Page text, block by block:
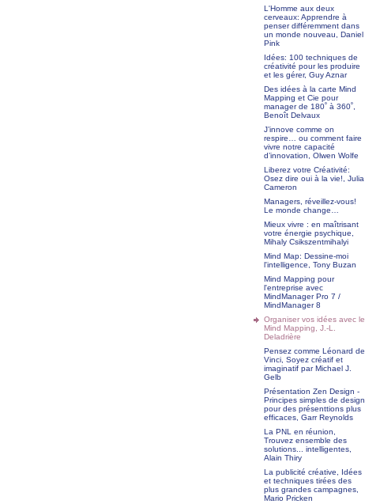
L'Homme aux deux
cerveaux: Apprendre à
penser différemment dans
un monde nouveau, Daniel
Pink
Idées: 100 techniques de
créativité pour les produire
et les gérer, Guy Aznar
Des idées à la carte Mind
Mapping et Cie pour
manager de 180˚ à 360˚,
Benoît Delvaux
J’innove comme on
respire… ou comment faire
vivre notre capacité
d’innovation, Olwen Wolfe
Liberez votre Créativité:
Osez dire oui à la vie!, Julia
Cameron
Managers, réveillez-vous!
Le monde change…
Mieux vivre : en maîtrisant
votre énergie psychique,
Mihaly Csikszentmihalyi
Mind Map: Dessine-moi
l'intelligence, Tony Buzan
Mind Mapping pour
l'entreprise avec
MindManager Pro 7 /
MindManager 8
Organiser vos idées avec le
Mind Mapping, J.-L.
Deladrière
Pensez comme Léonard de
Vinci, Soyez créatif et
imaginatif par Michael J.
Gelb
Présentation Zen Design -
Principes simples de design
pour des présenttions plus
efficaces, Garr Reynolds
La PNL en réunion,
Trouvez ensemble des
solutions... intelligentes,
Alain Thiry
La publicité créative, Idées
et techniques tirées des
plus grandes campagnes,
Mario Pricken